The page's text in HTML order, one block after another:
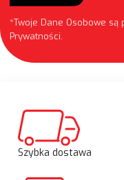
*Twoje Dane Osobowe
Prywatności.
Szybka dostawa